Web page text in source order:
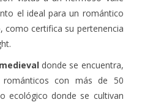
vistas a un hermoso valle
el ideal para un romántico
como certifica su pertenencia
donde se encuentra,
románticos con más de 50